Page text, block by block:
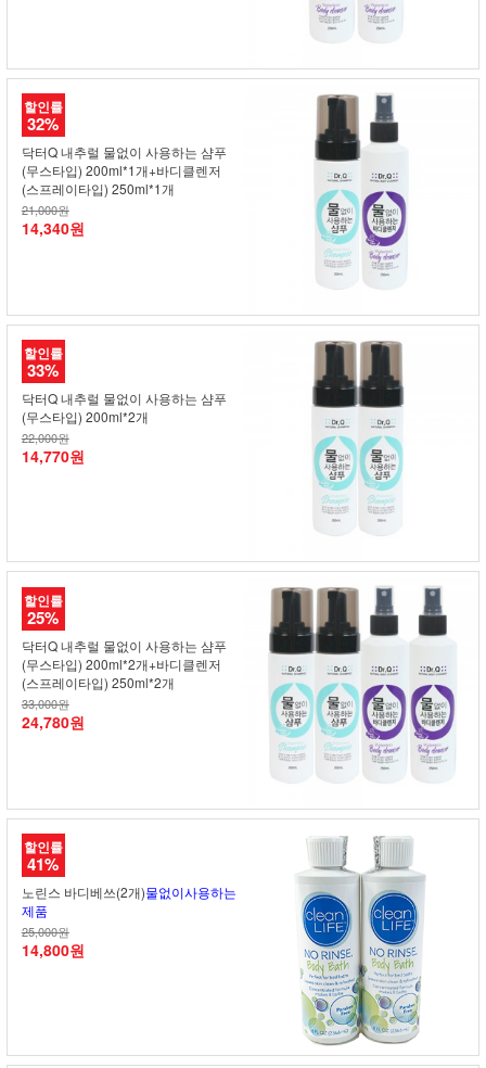
할인률
32%
닥터Q 내추럴 물없이 사용하는 샴푸
(무스타입) 200ml*1개+바디클렌저
(스프레이타입) 250ml*1개
21,000원
14,340원
할인률
33%
닥터Q 내추럴 물없이 사용하는 샴푸
(무스타입) 200ml*2개
22,000원
14,770원
할인률
25%
닥터Q 내추럴 물없이 사용하는 샴푸
(무스타입) 200ml*2개+바디클렌저
(스프레이타입) 250ml*2개
33,000원
24,780원
할인률
41%
노린스 바디베쓰(2개)물없이사용하는
제품
25,000원
14,800원